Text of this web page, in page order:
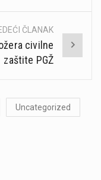
ČLANAK
civilne
zaštite PGŽ
Uncategorized